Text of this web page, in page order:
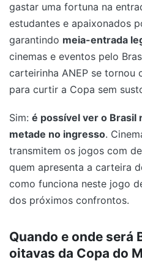
gastar uma fortuna na
estudantes e apaixonados
garantindo meia-entrada
cinemas e eventos pelo
carteirinha ANEP se tornou
para curtir a Copa sem
Sim: é possível ver o Brasil
metade no ingresso.
transmitem os jogos com
quem apresenta a carteira
como funciona neste jogo
dos próximos confrontos.
Quando e onde será
oitavas da Copa do